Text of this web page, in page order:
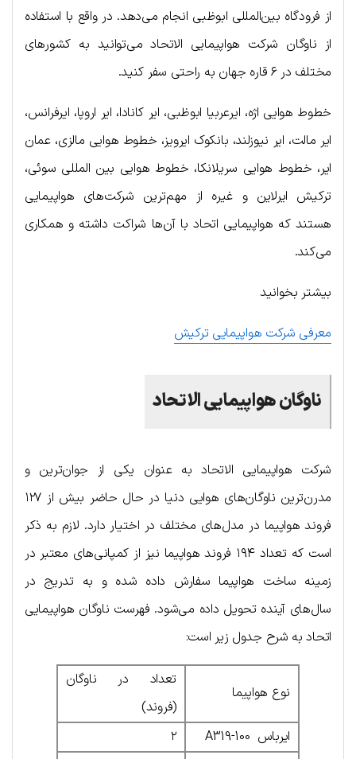
از فرودگاه بین‌المللی ابوظبی انجام می‌دهد. در واقع با استفاده
از ناوگان شرکت هواپیمایی الاتحاد می‌توانید به کشورهای
مختلف در ۶ قاره جهان به راحتی سفر کنید.
خطوط هوایی اژه، ایرعربیا ابوظبی، ایر کانادا، ایر اروپا، ایرفرانس،
ایر مالت، ایر نیوزلند، بانکوک ایرویز، خطوط هوایی مالزی، عمان
ایر، خطوط هوایی سریلانکا، خطوط هوایی بین المللی سوئی،
ترکیش ایرلاین و غیره از مهم‌ترین شرکت‌های هواپیمایی
هستند که هواپیمایی اتحاد با آن‌ها شراکت داشته و همکاری
می‌کند.
بیشتر بخوانید
معرفی شرکت هواپیمایی ترکیش
ناوگان هواپیمایی الاتحاد
شرکت هواپیمایی الاتحاد به عنوان یکی از جوان‌ترین و
مدرن‌ترین ناوگان‌های هوایی دنیا در حال حاضر بیش از ۱۲۷
فروند هواپیما در مدل‌های مختلف در اختیار دارد. لازم به ذکر
است که تعداد ۱۹۴ فروند هواپیما نیز از کمپانی‌های معتبر در
زمینه ساخت هواپیما سفارش داده شده و به تدریج در
سال‌های آینده تحویل داده می‌شود. فهرست ناوگان هواپیمایی
اتحاد به شرح جدول زیر است:
نوع هواپیما
تعداد در ناوگان
(فروند)
ایرباس A319-100
۲